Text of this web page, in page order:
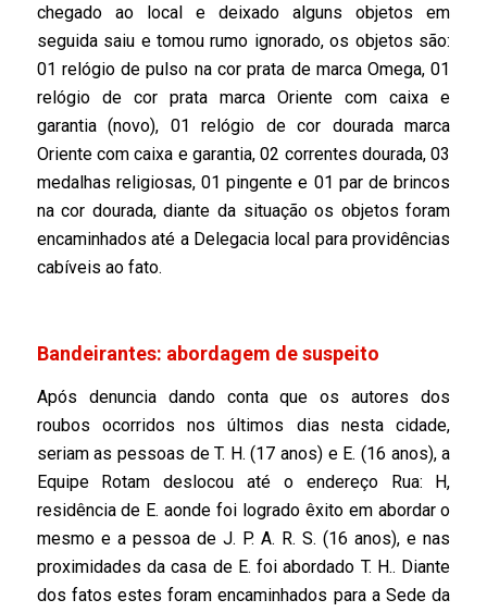
chegado ao local e deixado alguns objetos em
seguida saiu e tomou rumo ignorado, os objetos são:
01 relógio de pulso na cor prata de marca Omega, 01
relógio de cor prata marca Oriente com caixa e
garantia (novo), 01 relógio de cor dourada marca
Oriente com caixa e garantia, 02 correntes dourada, 03
medalhas religiosas, 01 pingente e 01 par de brincos
na cor dourada, diante da situação os objetos foram
encaminhados até a Delegacia local para providências
cabíveis ao fato.
Bandeirantes: abordagem de suspeito
Após denuncia dando conta que os autores dos
roubos ocorridos nos últimos dias nesta cidade,
seriam as pessoas de T. H. (17 anos) e E. (16 anos), a
Equipe Rotam deslocou até o endereço Rua: H,
residência de E. aonde foi logrado êxito em abordar o
mesmo e a pessoa de J. P. A. R. S. (16 anos), e nas
proximidades da casa de E. foi abordado T. H.. Diante
dos fatos estes foram encaminhados para a Sede da